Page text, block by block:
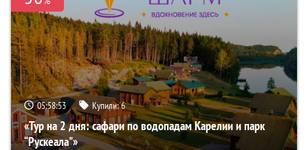
05:58:51 Купили:6
«Тур на 2 дня: сафари по водопадам Карелии и парк
“Рускеала"»